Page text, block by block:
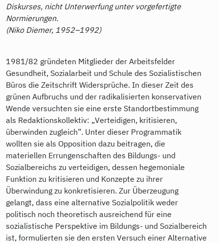
Diskurses, nicht Unterwerfung unter vorgefertigte
Normierungen.
(Niko Diemer, 1952–1992)
1981/82 gründeten Mitglieder der Arbeitsfelder
Gesundheit, Sozialarbeit und Schule des Sozialistischen
Büros die Zeitschrift Widersprüche. In dieser Zeit des
grünen Aufbruchs und der radikalisierten konservativen
Wende versuchten sie eine erste Standortbestimmung
als Redaktionskollektiv: „Verteidigen, kritisieren,
überwinden zugleich”. Unter dieser Programmatik
wollten sie als Opposition dazu beitragen, die
materiellen Errungenschaften des Bildungs- und
Sozialbereichs zu verteidigen, dessen hegemoniale
Funktion zu kritisieren und Konzepte zu ihrer
Überwindung zu konkretisieren. Zur Überzeugung
gelangt, dass eine alternative Sozialpolitik weder
politisch noch theoretisch ausreichend für eine
sozialistische Perspektive im Bildungs- und Sozialbereich
ist, formulierten sie den ersten Versuch einer Alternative